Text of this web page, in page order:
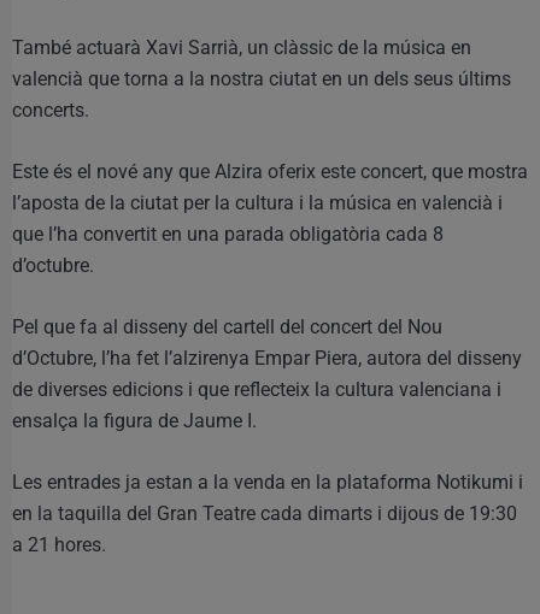
També actuarà Xavi Sarrià, un clàssic de la música en
valencià que torna a la nostra ciutat en un dels seus últims
concerts.
Este és el nové any que Alzira oferix este concert, que mostra
l’aposta de la ciutat per la cultura i la música en valencià i
que l’ha convertit en una parada obligatòria cada 8
d’octubre.
Pel que fa al disseny del cartell del concert del Nou
d’Octubre, l’ha fet l’alzirenya Empar Piera, autora del disseny
de diverses edicions i que reflecteix la cultura valenciana i
ensalça la figura de Jaume I.
Les entrades ja estan a la venda en la plataforma Notikumi i
en la taquilla del Gran Teatre cada dimarts i dijous de 19:30
a 21 hores.